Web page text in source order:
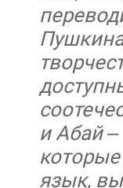
и Абай –
язык,